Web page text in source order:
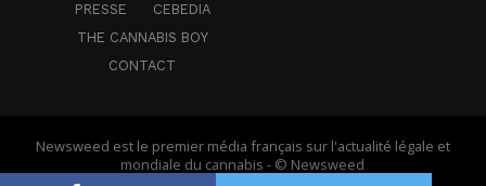
PRESSE
CEBEDIA
THE CANNABIS BOY
CONTACT
Newsweed est le premier média français sur l'actualité légale et
mondiale du cannabis - © Newsweed